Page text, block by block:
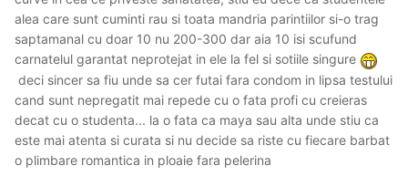
alea care sunt cuminti rau si toata mandria parintiilor si-o trag
saptamanal cu doar 10 nu 200-300 dar aia 10 isi scufund
carnatelul garantat neprotejat in ele la fel si sotiile singure
deci sincer sa fiu unde sa cer futai fara condom in lipsa testului
cand sunt nepregatit mai repede cu o fata profi cu creieras
decat cu o studenta... la o fata ca maya sau alta unde stiu ca
este mai atenta si curata si nu decide sa riste cu fiecare barbat
o plimbare romantica in ploaie fara pelerina